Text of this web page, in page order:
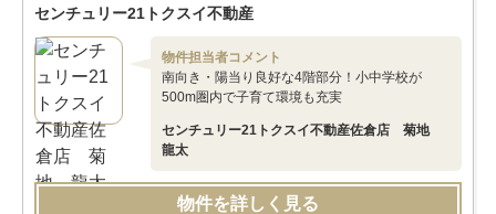
センチュリー21トクスイ不動産
物件担当者コメント
南向き・陽当り良好な4階部分！小中学校が
500m圏内で子育て環境も充実
センチュリー21トクスイ不動産佐倉店 菊地
龍太
物件を詳しく見る